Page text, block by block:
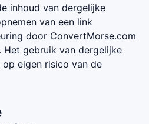
inhoud van dergelijke
van een link
door ConvertMorse.com
gebruik van dergelijke
eigen risico van de